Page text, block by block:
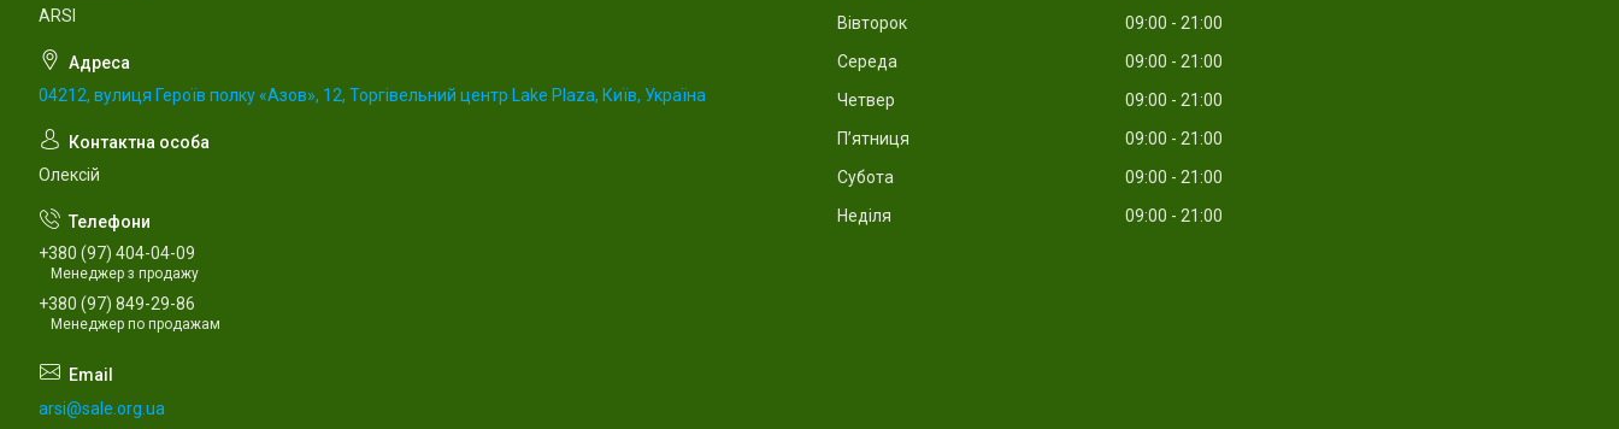
ARSI
04212, вулиця Героїв полку «Азов», 12, Торгівельний центр Lake Plaza, Київ, Україна
Олексій
+380 (97) 404-04-09
Менеджер з продажу
+380 (97) 849-29-86
Менеджер по продажам
arsi@sale.org.ua
Вівторок
09:00
21:00
Середа
09:00
21:00
Четвер
09:00
21:00
Пʼятниця
09:00
21:00
Субота
09:00
21:00
Неділя
09:00 21:00